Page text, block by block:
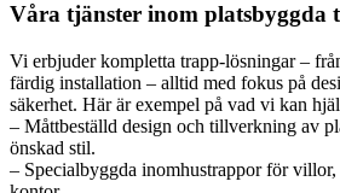
Våra tjänster inom platsbyggda
Vi erbjuder kompletta trapp-lösningar –
färdig installation – alltid med fokus på
säkerhet. Här är exempel på vad vi kan
– Måttbeställd design och tillverkning av
önskad stil.
– Specialbyggda inomhustrappor för villor,